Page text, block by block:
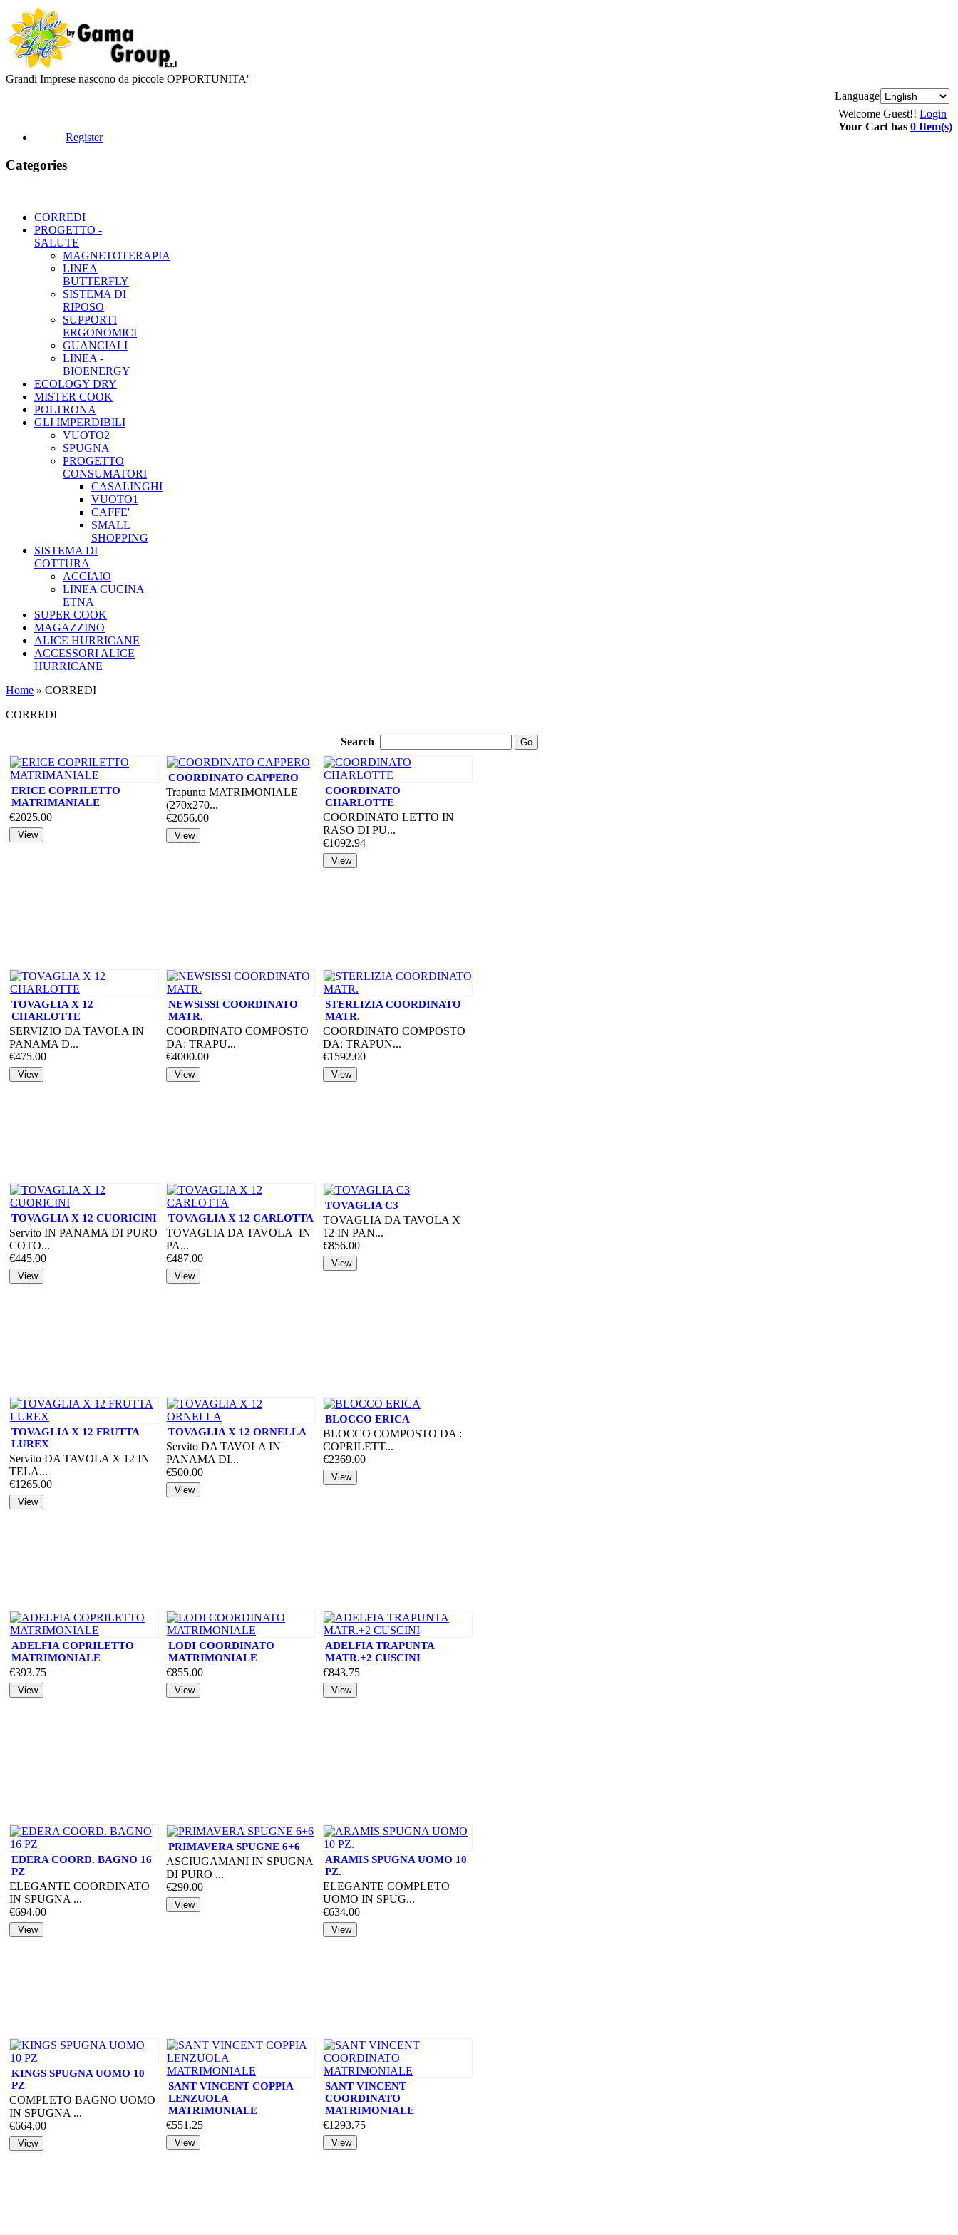
Grandi Imprese nascono da piccole OPPORTUNITA'
Language
Welcome Guest!! Login
Your Cart has 0 Item(s)
Register
Categories
CORREDI
PROGETTO -
SALUTE
MAGNETOTERAPIA
LINEA
BUTTERFLY
SISTEMA DI
RIPOSO
SUPPORTI
ERGONOMICI
GUANCIALI
LINEA -
BIOENERGY
ECOLOGY DRY
MISTER COOK
POLTRONA
GLI IMPERDIBILI
VUOTO2
SPUGNA
PROGETTO
CONSUMATORI
CASALINGHI
VUOTO1
CAFFE'
SMALL
SHOPPING
SISTEMA DI
COTTURA
ACCIAIO
LINEA CUCINA
ETNA
SUPER COOK
MAGAZZINO
ALICE HURRICANE
ACCESSORI ALICE
HURRICANE
Home » CORREDI
CORREDI
Search
ERICE COPRILETTO
MATRIMANIALE
€2025.00
COORDINATO CAPPERO
Trapunta MATRIMONIALE
(270x270...
€2056.00
COORDINATO
CHARLOTTE
COORDINATO LETTO IN
RASO DI PU...
€1092.94
TOVAGLIA X 12
CHARLOTTE
SERVIZIO DA TAVOLA IN
PANAMA D...
€475.00
NEWSISSI COORDINATO
MATR.
COORDINATO COMPOSTO
DA: TRAPU...
€4000.00
STERLIZIA COORDINATO
MATR.
COORDINATO COMPOSTO
DA: TRAPUN...
€1592.00
TOVAGLIA X 12 CUORICINI
Servito IN PANAMA DI PURO
COTO...
€445.00
TOVAGLIA X 12 CARLOTTA
TOVAGLIA DA TAVOLA IN
PA...
€487.00
TOVAGLIA C3
TOVAGLIA DA TAVOLA X
12 IN PAN...
€856.00
TOVAGLIA X 12 FRUTTA
LUREX
Servito DA TAVOLA X 12 IN
TELA...
€1265.00
TOVAGLIA X 12 ORNELLA
Servito DA TAVOLA IN
PANAMA DI...
€500.00
BLOCCO ERICA
BLOCCO COMPOSTO DA :
COPRILETT...
€2369.00
ADELFIA COPRILETTO
MATRIMONIALE
€393.75
LODI COORDINATO
MATRIMONIALE
€855.00
ADELFIA TRAPUNTA
MATR.+2 CUSCINI
€843.75
EDERA COORD. BAGNO 16
PZ
ELEGANTE COORDINATO
IN SPUGNA ...
€694.00
PRIMAVERA SPUGNE 6+6
ASCIUGAMANI IN SPUGNA
DI PURO ...
€290.00
ARAMIS SPUGNA UOMO 10
PZ.
ELEGANTE COMPLETO
UOMO IN SPUG...
€634.00
KINGS SPUGNA UOMO 10
PZ
COMPLETO BAGNO UOMO
IN SPUGNA ...
€664.00
SANT VINCENT COPPIA
LENZUOLA
MATRIMONIALE
€551.25
SANT VINCENT
COORDINATO
MATRIMONIALE
€1293.75